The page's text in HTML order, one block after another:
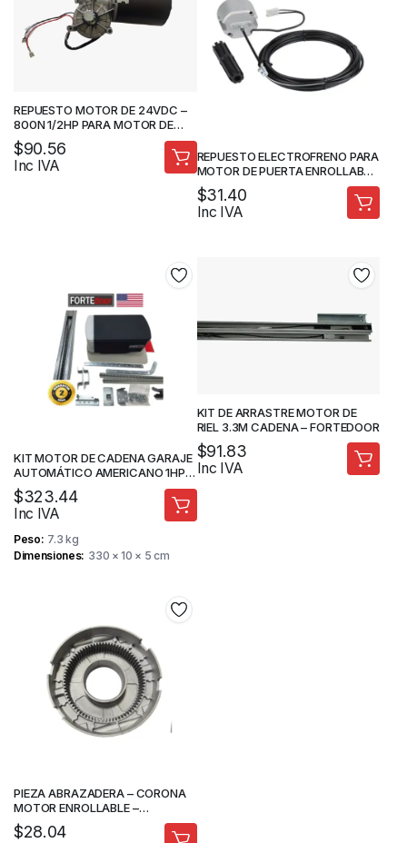
REPUESTO MOTOR DE 24VDC –
800N 1/2HP PARA MOTOR DE
RIEL – FORTEDOOR
$90.56
Inc IVA
REPUESTO ELECTROFRENO PARA
MOTOR DE PUERTA ENROLLABLE
– FORTEDOOR
$31.40
Inc IVA
KIT MOTOR DE CADENA GARAJE
AUTOMÁTICO AMERICANO 1HP
1500N.M RIEL 3.3M –
FORTEDOOR
$323.44
Inc IVA
Peso 7.3 kg
Dimensiones 330 × 10 × 5 cm
KIT DE ARRASTRE MOTOR DE
RIEL 3.3M CADENA – FORTEDOOR
$91.83
Inc IVA
PIEZA ABRAZADERA – CORONA
MOTOR ENROLLABLE –
FORTEDOOR
$28.04